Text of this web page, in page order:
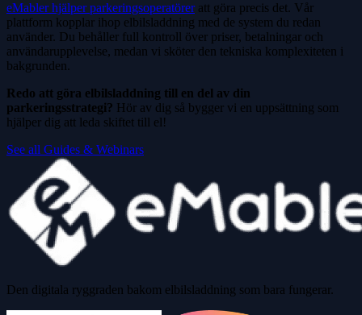
eMabler hjälper parkeringsoperatöreratt göra precis det. Vår
plattform kopplar ihop elbilsladdning med de system du redan
använder. Du behåller full kontroll över priser, betalningar och
användarupplevelse, medan vi sköter den tekniska komplexiteten i
bakgrunden.
Redo att göra elbilsladdning till en del av din
parkeringsstrategi? Hör av dig så bygger vi en uppsättning som
hjälper dig att leda skiftet till el!
See all Guides & Webinars
Den digitala ryggraden bakom elbilsladdning som bara fungerar.